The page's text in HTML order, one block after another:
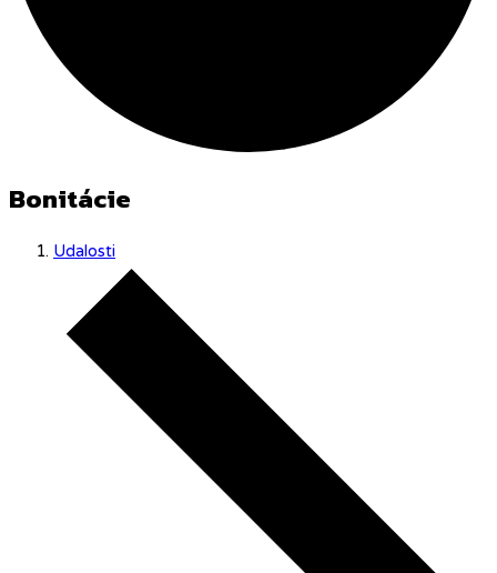
Bonitácie
Udalosti